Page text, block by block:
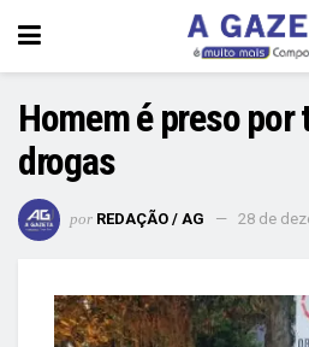
Homem é preso por
drogas
por REDAÇÃO / AG 28 de